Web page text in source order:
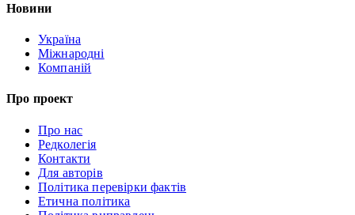
Новини
Україна
Міжнародні
Компаній
Про проект
Про нас
Редколегія
Контакти
Для авторів
Політика перевірки фактів
Етична політика